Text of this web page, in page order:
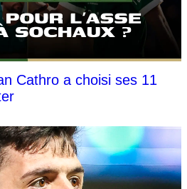
Cathro a choisi ses 11